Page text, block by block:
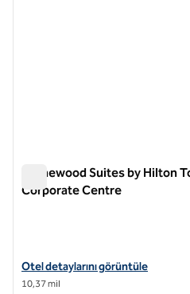
Homewood Suites by Hilton
Corporate Centre
Homewood Suites by Hilton
Otel detaylarını görüntüle
10,37 mil